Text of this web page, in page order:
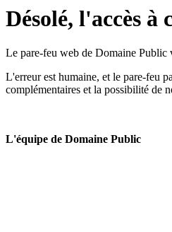
Désolé, l'accès à
Le pare-feu web de Domaine Public
L'erreur est humaine, et le pare-feu
complémentaires et la possibilité de
L'équipe de Domaine Public